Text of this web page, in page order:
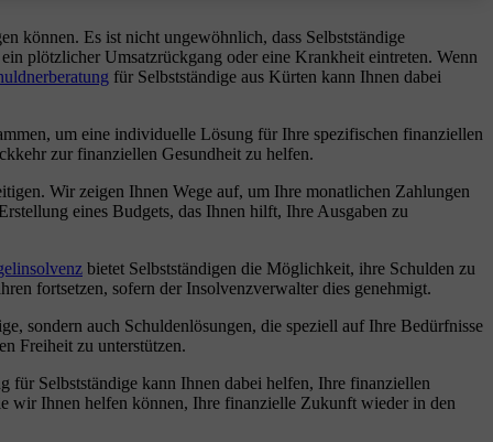
können. Es ist nicht ungewöhnlich, dass Selbstständige
plötzlicher Umsatzrückgang oder eine Krankheit eintreten. Wenn
für Selbstständige aus Kürten kann Ihnen dabei
um eine individuelle Lösung für Ihre spezifischen finanziellen
zur finanziellen Gesundheit zu helfen.
Wir zeigen Ihnen Wege auf, um Ihre monatlichen Zahlungen
eines Budgets, das Ihnen hilft, Ihre Ausgaben zu
bietet Selbstständigen die Möglichkeit, ihre Schulden zu
fortsetzen, sofern der Insolvenzverwalter dies genehmigt.
sondern auch Schuldenlösungen, die speziell auf Ihre Bedürfnisse
Freiheit zu unterstützen.
für Selbstständige kann Ihnen dabei helfen, Ihre finanziellen
wir Ihnen helfen können, Ihre finanzielle Zukunft wieder in den